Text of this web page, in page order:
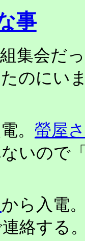
事
集会だ
のにい
。 螢屋
いので
から入電
絡する